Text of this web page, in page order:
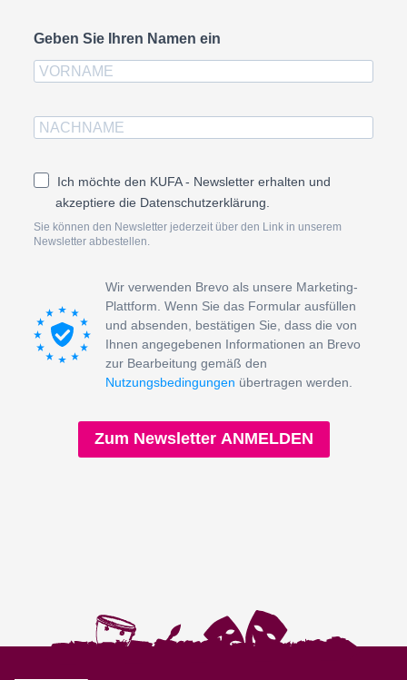
Geben Sie Ihren Namen ein
Ich möchte den KUFA - Newsletter erhalten und
akzeptiere die Datenschutzerklärung.
Sie können den Newsletter jederzeit über den Link in unserem
Newsletter abbestellen.
Wir verwenden Brevo als unsere Marketing-
Plattform. Wenn Sie das Formular ausfüllen
und absenden, bestätigen Sie, dass die von
Ihnen angegebenen Informationen an Brevo
zur Bearbeitung gemäß den
Nutzungsbedingungen übertragen werden.
Zum Newsletter ANMELDEN